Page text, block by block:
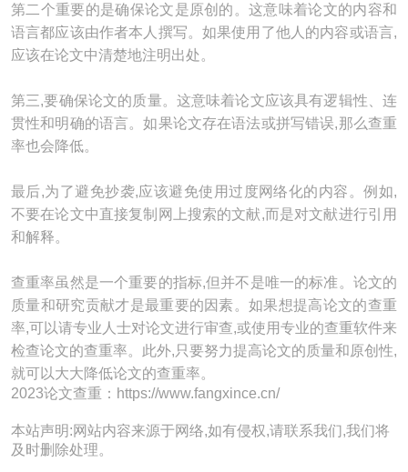
第二个重要的是确保论文是原创的。这意味着论文的内容和
语言都应该由作者本人撰写。如果使用了他人的内容或语言,
应该在论文中清楚地注明出处。
第三,要确保论文的质量。这意味着论文应该具有逻辑性、连
贯性和明确的语言。如果论文存在语法或拼写错误,那么查重
率也会降低。
最后,为了避免抄袭,应该避免使用过度网络化的内容。例如,
不要在论文中直接复制网上搜索的文献,而是对文献进行引用
和解释。
查重率虽然是一个重要的指标,但并不是唯一的标准。论文的
质量和研究贡献才是最重要的因素。如果想提高论文的查重
率,可以请专业人士对论文进行审查,或使用专业的查重软件来
检查论文的查重率。此外,只要努力提高论文的质量和原创性,
就可以大大降低论文的查重率。
2023论文查重：https://www.fangxince.cn/
本站声明:网站内容来源于网络,如有侵权,请联系我们,我们将
及时删除处理。